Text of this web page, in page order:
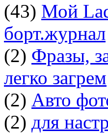
(43) Мой
борт.журнал
(2) Фразы,
легко загрем
(2) Авто
(2) для